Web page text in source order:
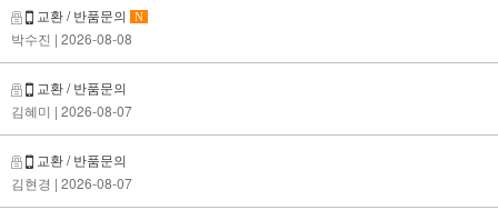
교환 / 반품문의 N
박수진 | 2026-08-08
교환 / 반품문의
김혜미 | 2026-08-07
교환 / 반품문의
김현경 | 2026-08-07